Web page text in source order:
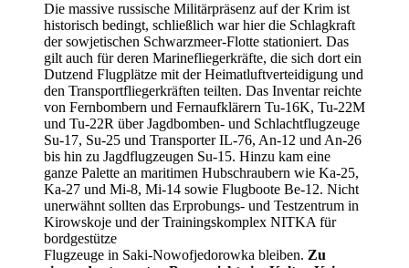
Die massive russische Militärpräsenz auf der Krim ist
historisch bedingt, schließlich war hier die Schlagkraft
der sowjetischen Schwarzmeer-Flotte stationiert. Das
gilt auch für deren Marinefliegerkräfte, die sich dort ein
Dutzend Flugplätze mit der Heimatluftverteidigung und
den Transportfliegerkräften teilten. Das Inventar reichte
von Fernbombern und Fernaufklärern Tu-16K, Tu-22M
und Tu-22R über Jagdbomben- und Schlachtflugzeuge
Su-17, Su-25 und Transporter IL-76, An-12 und An-26
bis hin zu Jagdflugzeugen Su-15. Hinzu kam eine
ganze Palette an maritimen Hubschraubern wie Ka-25,
Ka-27 und Mi-8, Mi-14 sowie Flugboote Be-12. Nicht
unerwähnt sollten das Erprobungs- und Testzentrum in
Kirowskoje und der Trainingskomplex NITKA für
bordgestütze
Flugzeuge in Saki-Nowofjedorowka bleiben. Zu